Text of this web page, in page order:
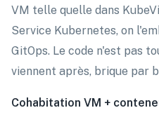
VM telle quelle dans
Service Kubernetes, on
GitOps. Le code n'est pas
viennent après, brique par
Cohabitation VM +